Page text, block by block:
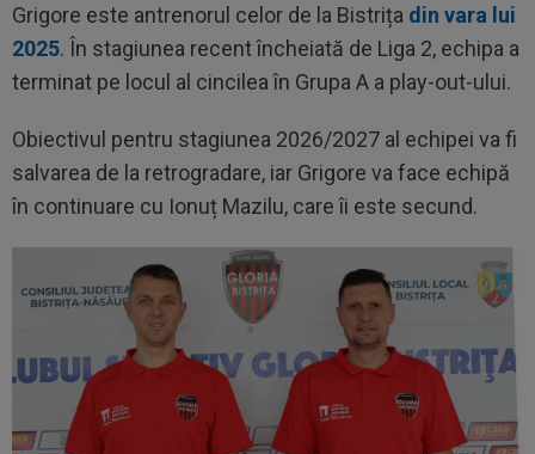
Grigore este antrenorul celor de la Bistrița din vara lui
2025. În stagiunea recent încheiată de Liga 2, echipa a
terminat pe locul al cincilea în Grupa A a play-out-ului.
Obiectivul pentru stagiunea 2026/2027 al echipei va fi
salvarea de la retrogradare, iar Grigore va face echipă
în continuare cu Ionuț Mazilu, care îi este secund.